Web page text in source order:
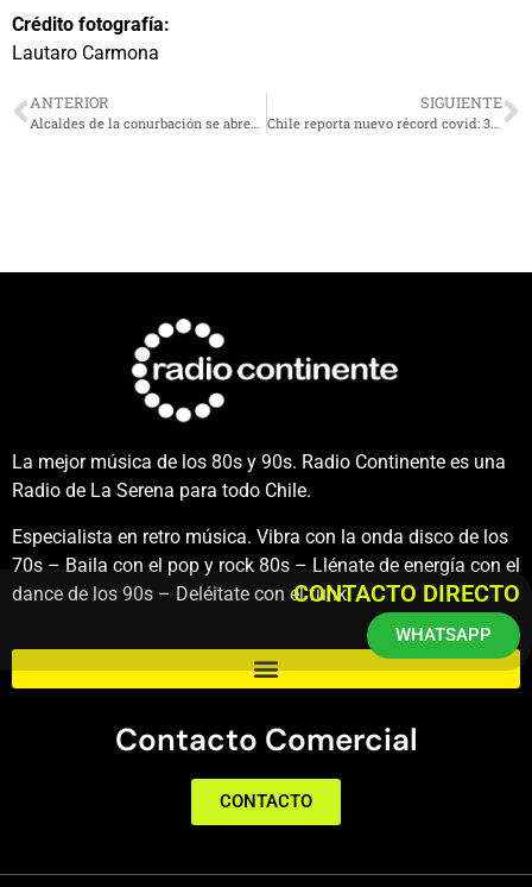
Crédito fotografía:
Lautaro Carmona
ANTERIOR
Alcaldes de la conurbación se abren a idea de prohibir parlantes en playas
SIGUIENTE
Chile reporta nuevo récord covid: 35.197 casos nuevos, con tercer día de UCI al alza y 23 porciento de positividad
La mejor música de los 80s y 90s. Radio Continente es una
Radio de La Serena para todo Chile.
Especialista en retro música. Vibra con la onda disco de los
70s – Baila con el pop y rock 80s – Llénate de energía con el
dance de los 90s – Deléitate con el funk.
Contacto Comercial
CONTACTO
CONTACTO DIRECTO
WHATSAPP